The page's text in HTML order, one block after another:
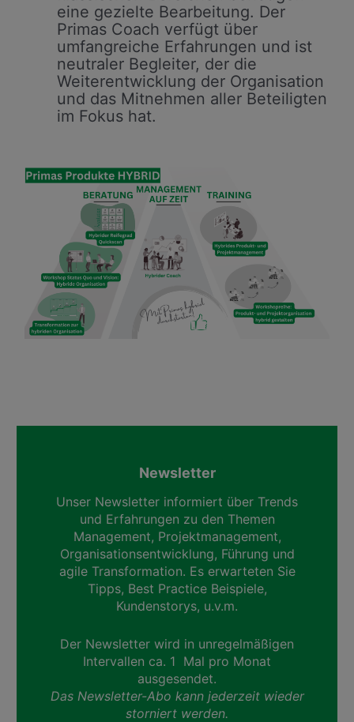
eine gezielte Bearbeitung. Der
Primas Coach verfügt über
umfangreiche Erfahrungen und ist
neutraler Begleiter, der die
Weiterentwicklung der Organisation
und das Mitnehmen aller Beteiligten
im Fokus hat.
Newsletter
Unser Newsletter informiert über Trends
und Erfahrungen zu den Themen
Management, Projektmanagement,
Organisationsentwicklung, Führung und
agile Transformation. Es erwarteten Sie
Tipps, Best Practice Beispiele,
Kundenstorys, u.v.m.
Der Newsletter wird in unregelmäßigen
Intervallen ca. 1 Mal pro Monat
ausgesendet.
Das Newsletter-Abo kann jederzeit wieder
storniert werden.